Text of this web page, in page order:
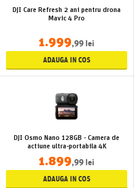
DJI Care Refresh 2 ani pentru drona
Mavic 4 Pro
1.999,99 lei
ADAUGA IN COS
DJI Osmo Nano 128GB - Camera de
actiune ultra-portabila 4K
1.899,99 lei
ADAUGA IN COS